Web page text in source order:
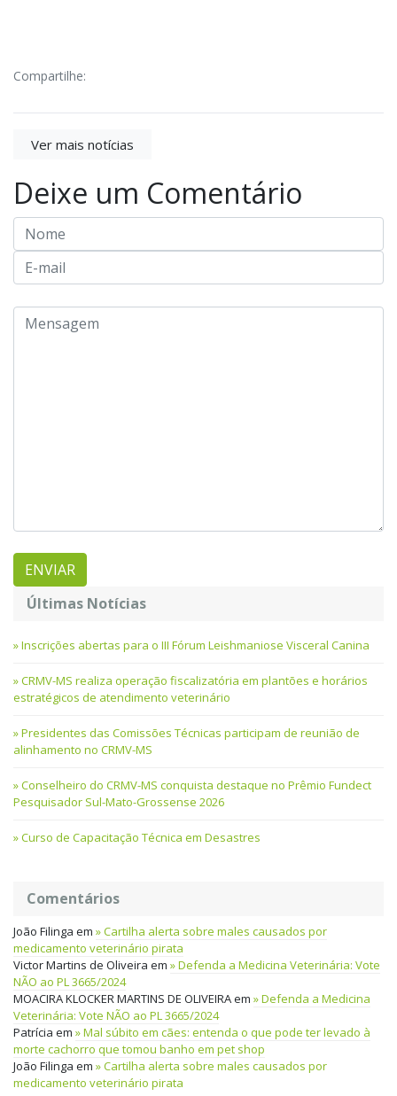
Compartilhe:
Ver mais notícias
Deixe um Comentário
Últimas Notícias
Inscrições abertas para o III Fórum Leishmaniose Visceral Canina
CRMV-MS realiza operação fiscalizatória em plantões e horários
estratégicos de atendimento veterinário
Presidentes das Comissões Técnicas participam de reunião de
alinhamento no CRMV-MS
Conselheiro do CRMV-MS conquista destaque no Prêmio Fundect
Pesquisador Sul-Mato-Grossense 2026
Curso de Capacitação Técnica em Desastres
Comentários
João Filinga em
Cartilha alerta sobre males causados por
medicamento veterinário pirata
Victor Martins de Oliveira em
Defenda a Medicina Veterinária: Vote
NÃO ao PL 3665/2024
MOACIRA KLOCKER MARTINS DE OLIVEIRAem
Defenda a Medicina
Veterinária: Vote NÃO ao PL 3665/2024
Patrícia em
Mal súbito em cães: entenda o que pode ter levado à
morte cachorro que tomou banho em pet shop
João Filinga em
Cartilha alerta sobre males causados por
medicamento veterinário pirata